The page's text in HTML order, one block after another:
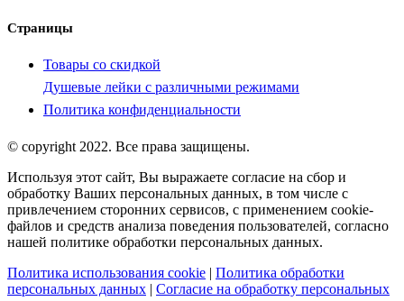
Страницы
Товары со скидкой
Душевые лейки с различными режимами
Политика конфиденциальности
© copyright 2022. Все права защищены.
Используя этот сайт, Вы выражаете согласие на сбор и
обработку Ваших персональных данных, в том числе с
привлечением сторонних сервисов, с применением cookie-
файлов и средств анализа поведения пользователей, согласно
нашей политике обработки персональных данных.
Политика использования cookie | Политика обработки
персональных данных | Согласие на обработку персональных